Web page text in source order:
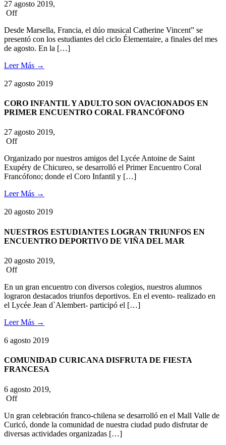
27 agosto 2019,
Off
Desde Marsella, Francia, el dúo musical Catherine Vincent” se
presentó con los estudiantes del ciclo Élementaire, a finales del mes
de agosto. En la […]
Leer Más →
27 agosto 2019
CORO INFANTIL Y ADULTO SON OVACIONADOS EN
PRIMER ENCUENTRO CORAL FRANCÓFONO
27 agosto 2019,
Off
Organizado por nuestros amigos del Lycée Antoine de Saint
Exupéry de Chicureo, se desarrolló el Primer Encuentro Coral
Francófono; donde el Coro Infantil y […]
Leer Más →
20 agosto 2019
NUESTROS ESTUDIANTES LOGRAN TRIUNFOS EN
ENCUENTRO DEPORTIVO DE VIÑA DEL MAR
20 agosto 2019,
Off
En un gran encuentro con diversos colegios, nuestros alumnos
lograron destacados triunfos deportivos. En el evento- realizado en
el Lycée Jean d`Alembert- participó el […]
Leer Más →
6 agosto 2019
COMUNIDAD CURICANA DISFRUTA DE FIESTA
FRANCESA
6 agosto 2019,
Off
Un gran celebración franco-chilena se desarrolló en el Mall Valle de
Curicó, donde la comunidad de nuestra ciudad pudo disfrutar de
diversas actividades organizadas […]